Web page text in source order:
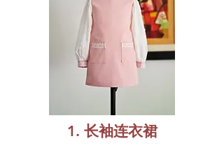
1. 长袖连衣裙